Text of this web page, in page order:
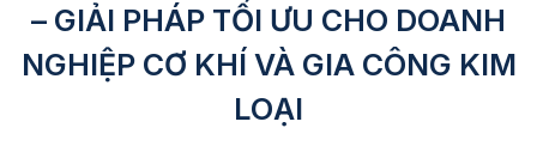
– GIẢI PHÁP TỐI ƯU CHO DOANH
NGHIỆP CƠ KHÍ VÀ GIA CÔNG KIM
LOẠI